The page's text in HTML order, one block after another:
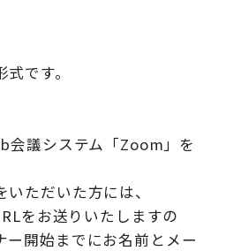
です。
会議システム「Zoom」を
ただいた方には、
をお送りいたしますの
ー開始までにお名前とメー